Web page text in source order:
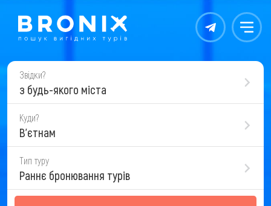
Контакты Меню
Звідки?
з будь-якого міста
Куди?
В'єтнам
Тип туру
Раннє бронювання турів